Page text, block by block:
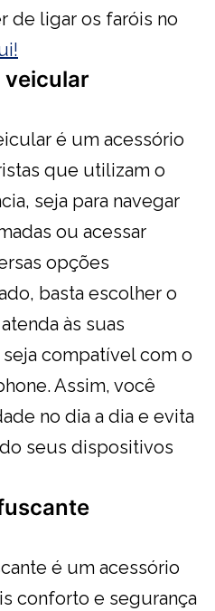
de ligar os faróis no
veicular
é um acessório
que utilizam o
seja para navegar
ou acessar
opções
basta escolher o
às suas
compatível com o
Assim, você
no dia a dia e evita
seus dispositivos
é um acessório
conforto e segurança